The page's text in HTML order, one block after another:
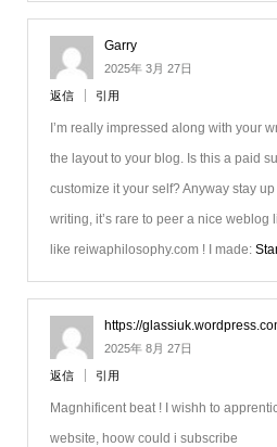
Garry
2025年 3月 27日
返信 引用
I’m really impressed along with your
the layout to your blog. Is this a paid
customize it your self? Anyway stay
writing, it’s rare to peer a nice weblog
like reiwaphilosophy.com ! I made:
https://
2025年 8月 27日
返信 引用
Magnhificent beat ! I wishh to
website, hoow could i subscribe